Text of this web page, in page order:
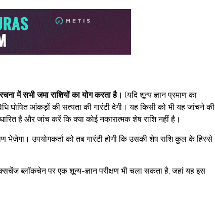
में सभी जमा राशियों का योग करता है। (यदि शून्य ज्ञान प्रमाण का
घोषित आंकड़ों की सत्यता की गारंटी देगी। यह किसी को भी यह जांचने की
है और जांच करें कि क्या कोई नकारात्मक शेष राशि नहीं है।
भेजेगा। उपयोगकर्ता को तब गारंटी होगी कि उसकी शेष राशि कुल के हिस्से
ब्लॉकचेन पर एक शून्य-ज्ञान परीक्षण भी चला सकता है, जहां यह इस